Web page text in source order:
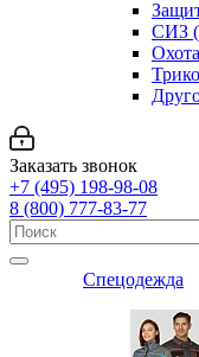
СИЗ
Заказать звонок
+7 (495) 198-98-08
8 (800) 777-83-77
Спецодежда